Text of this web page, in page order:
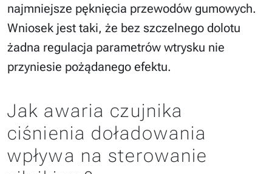
najmniejsze pęknięcia przewodów gumowych.
Wniosek jest taki, że bez szczelnego dolotu
żadna regulacja parametrów wtrysku nie
przyniesie pożądanego efektu.
Jak awaria czujnika
ciśnienia doładowania
wpływa na sterowanie